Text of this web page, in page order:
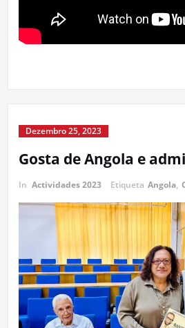
Dezembro 25, 2023
Gosta de Angola e
In Actividades 2023 Etiqueta Angola,